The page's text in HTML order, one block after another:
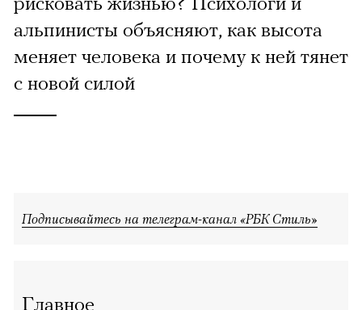
альпинисты объясняют, как высота
меняет человека и почему к ней тянет
с новой силой
Подписывайтесь на телеграм-канал «РБК Стиль»
Главное